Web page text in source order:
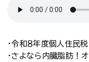
・令和８年度個人住民
・さよなら内臓脂肪！